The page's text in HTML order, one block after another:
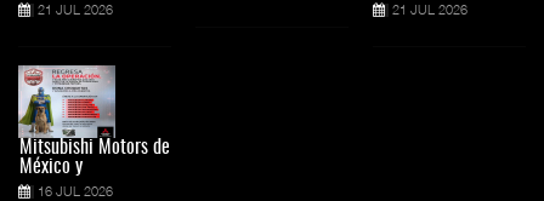
21 JUL 2026
Mitsubishi Motors de
México y
16 JUL 2026
21 JUL 2026